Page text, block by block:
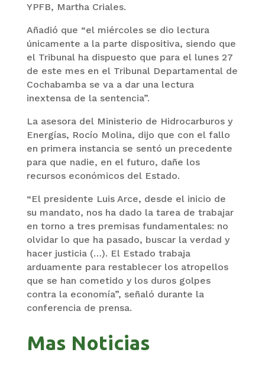
YPFB, Martha Criales.
Añadió que “el miércoles se dio lectura
únicamente a la parte dispositiva, siendo que
el Tribunal ha dispuesto que para el lunes 27
de este mes en el Tribunal Departamental de
Cochabamba se va a dar una lectura
inextensa de la sentencia”.
La asesora del Ministerio de Hidrocarburos y
Energías, Rocío Molina, dijo que con el fallo
en primera instancia se sentó un precedente
para que nadie, en el futuro, dañe los
recursos económicos del Estado.
“El presidente Luis Arce, desde el inicio de
su mandato, nos ha dado la tarea de trabajar
en torno a tres premisas fundamentales: no
olvidar lo que ha pasado, buscar la verdad y
hacer justicia (…). El Estado trabaja
arduamente para restablecer los atropellos
que se han cometido y los duros golpes
contra la economía”, señaló durante la
conferencia de prensa.
Mas Noticias